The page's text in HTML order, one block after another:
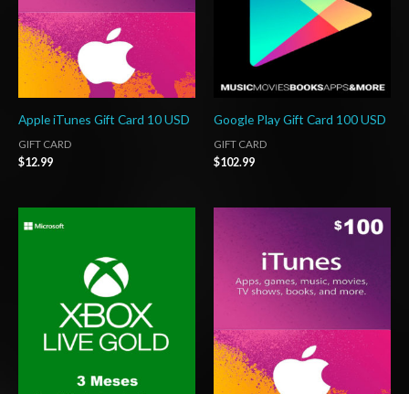
Apple iTunes Gift Card 10 USD
GIFT CARD
$12.99
Google Play Gift Card 100 USD
GIFT CARD
$102.99